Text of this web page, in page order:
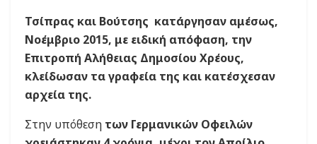
Τσίπρας και Βούτσης κατάργησαν αμέσως,
Νοέμβριο 2015, με ειδική απόφαση, την
Επιτροπή Αλήθειας Δημοσίου Χρέους,
κλείδωσαν τα γραφεία της και κατέσχεσαν
αρχεία της.
Στην υπόθεση των Γερμανικών Οφειλών